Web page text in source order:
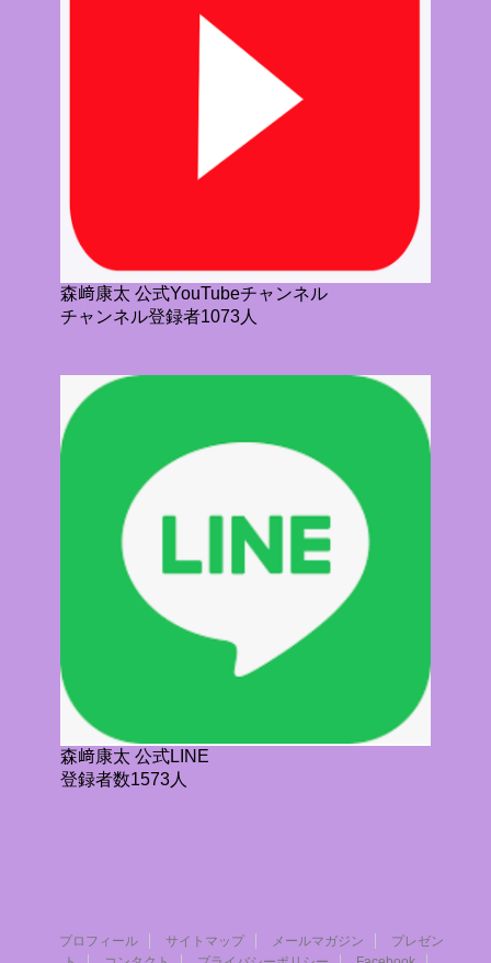
森﨑康太 公式YouTubeチャンネル
チャンネル登録者1073人
森﨑康太 公式LINE
登録者数1573人
プロフィール サイトマップ メールマガジン
プレゼン